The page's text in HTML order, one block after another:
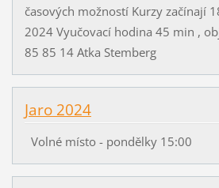
časových možností Kurzy začínají
2024 Vyučovací hodina 45 min ,
85 85 14 Atka Stemberg
Jaro 2024
Volné místo - pondělky 15:00